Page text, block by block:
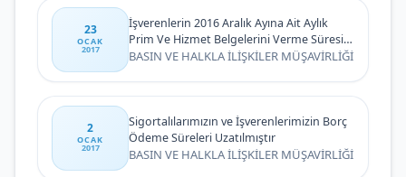
23
OCAK
2017
İşverenlerin 2016 Aralık Ayına Ait Aylık
Prim Ve Hizmet Belgelerini Verme Süresi
Uzatıldı
BASIN VE HALKLA İLİŞKİLER MÜŞAVİRLİĞİ
2
OCAK
2017
Sigortalılarımızın ve İşverenlerimizin Borç
Ödeme Süreleri Uzatılmıştır
BASIN VE HALKLA İLİŞKİLER MÜŞAVİRLİĞİ